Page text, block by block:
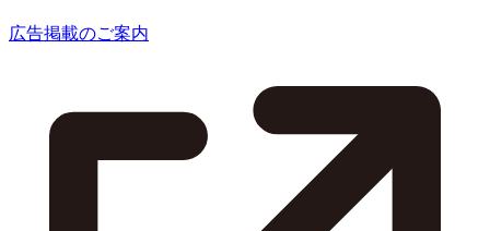
広告掲載のご案内